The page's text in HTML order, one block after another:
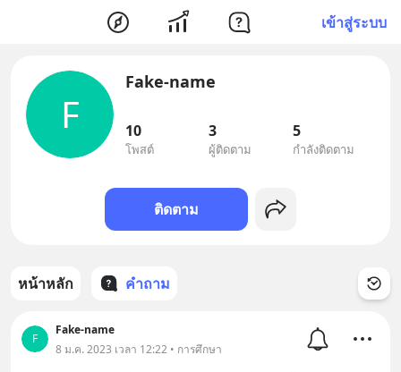
เข้าสู่ระบบ
F
Fake-name
10
โพสต์
3
ผู้ติดตาม
5
กำลังติดตาม
ติดตาม
หน้าหลัก คำถาม
F
Fake-name
8 ม.ค. 2023 เวลา 12:22 • การศึกษา